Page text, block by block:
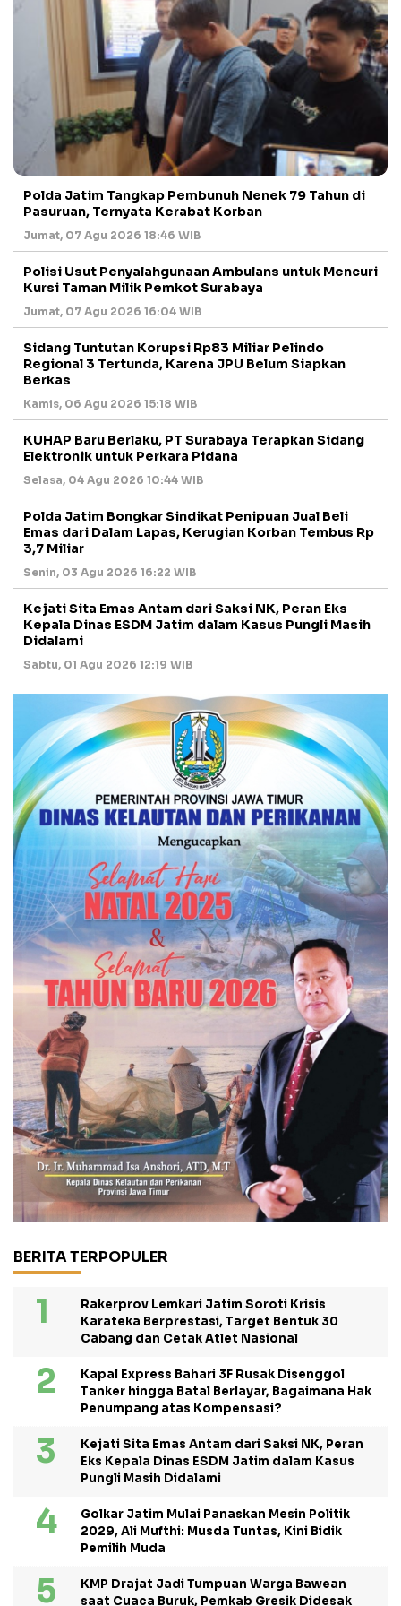
Polda Jatim Tangkap Pembunuh Nenek 79 Tahun di
Pasuruan, Ternyata Kerabat Korban
Jumat, 07 Agu 2026 18:46 WIB
Polisi Usut Penyalahgunaan Ambulans untuk Mencuri
Kursi Taman Milik Pemkot Surabaya
Jumat, 07 Agu 2026 16:04 WIB
Sidang Tuntutan Korupsi Rp83 Miliar Pelindo
Regional 3 Tertunda, Karena JPU Belum Siapkan
Berkas
Kamis, 06 Agu 2026 15:18 WIB
KUHAP Baru Berlaku, PT Surabaya Terapkan Sidang
Elektronik untuk Perkara Pidana
Selasa, 04 Agu 2026 10:44 WIB
Polda Jatim Bongkar Sindikat Penipuan Jual Beli
Emas dari Dalam Lapas, Kerugian Korban Tembus Rp
3,7 Miliar
Senin, 03 Agu 2026 16:22 WIB
Kejati Sita Emas Antam dari Saksi NK, Peran Eks
Kepala Dinas ESDM Jatim dalam Kasus Pungli Masih
Didalami
Sabtu, 01 Agu 2026 12:19 WIB
BERITA TERPOPULER
Rakerprov Lemkari Jatim Soroti Krisis
Karateka Berprestasi, Target Bentuk 30
Cabang dan Cetak Atlet Nasional
Kapal Express Bahari 3F Rusak Disenggol
Tanker hingga Batal Berlayar, Bagaimana Hak
Penumpang atas Kompensasi?
Kejati Sita Emas Antam dari Saksi NK, Peran
Eks Kepala Dinas ESDM Jatim dalam Kasus
Pungli Masih Didalami
Golkar Jatim Mulai Panaskan Mesin Politik
2029, Ali Mufthi: Musda Tuntas, Kini Bidik
Pemilih Muda
KMP Drajat Jadi Tumpuan Warga Bawean
saat Cuaca Buruk, Pemkab Gresik Didesak